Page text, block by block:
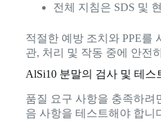
전체 지침은 SDS 및
적절한 예방 조치와 PPE를
관, 처리 및 작동 중에 안전
AlSi10 분말의 검사 및 테스
품질 요구 사항을 충족하려
음 사항을 테스트해야 합니